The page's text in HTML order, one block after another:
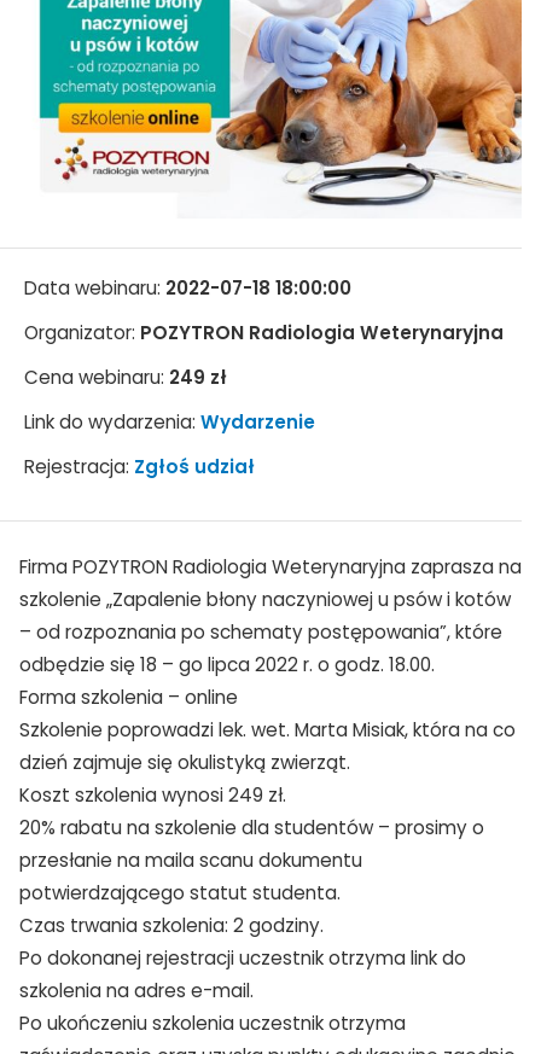
Data webinaru: 2022-07-18 18:00:00
Organizator: POZYTRON Radiologia Weterynaryjna
Cena webinaru: 249 zł
Link do wydarzenia: Wydarzenie
Rejestracja: Zgłoś udział
Firma POZYTRON Radiologia Weterynaryjna zaprasza na
szkolenie „Zapalenie błony naczyniowej u psów i kotów
– od rozpoznania po schematy postępowania”, które
odbędzie się 18 – go lipca 2022 r. o godz. 18.00.
Forma szkolenia – online
Szkolenie poprowadzi lek. wet. Marta Misiak, która na co
dzień zajmuje się okulistyką zwierząt.
Koszt szkolenia wynosi 249 zł.
20% rabatu na szkolenie dla studentów – prosimy o
przesłanie na maila scanu dokumentu
potwierdzającego statut studenta.
Czas trwania szkolenia: 2 godziny.
Po dokonanej rejestracji uczestnik otrzyma link do
szkolenia na adres e-mail.
Po ukończeniu szkolenia uczestnik otrzyma